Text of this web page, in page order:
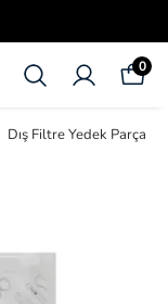
0
Dış Filtre Yedek Parça